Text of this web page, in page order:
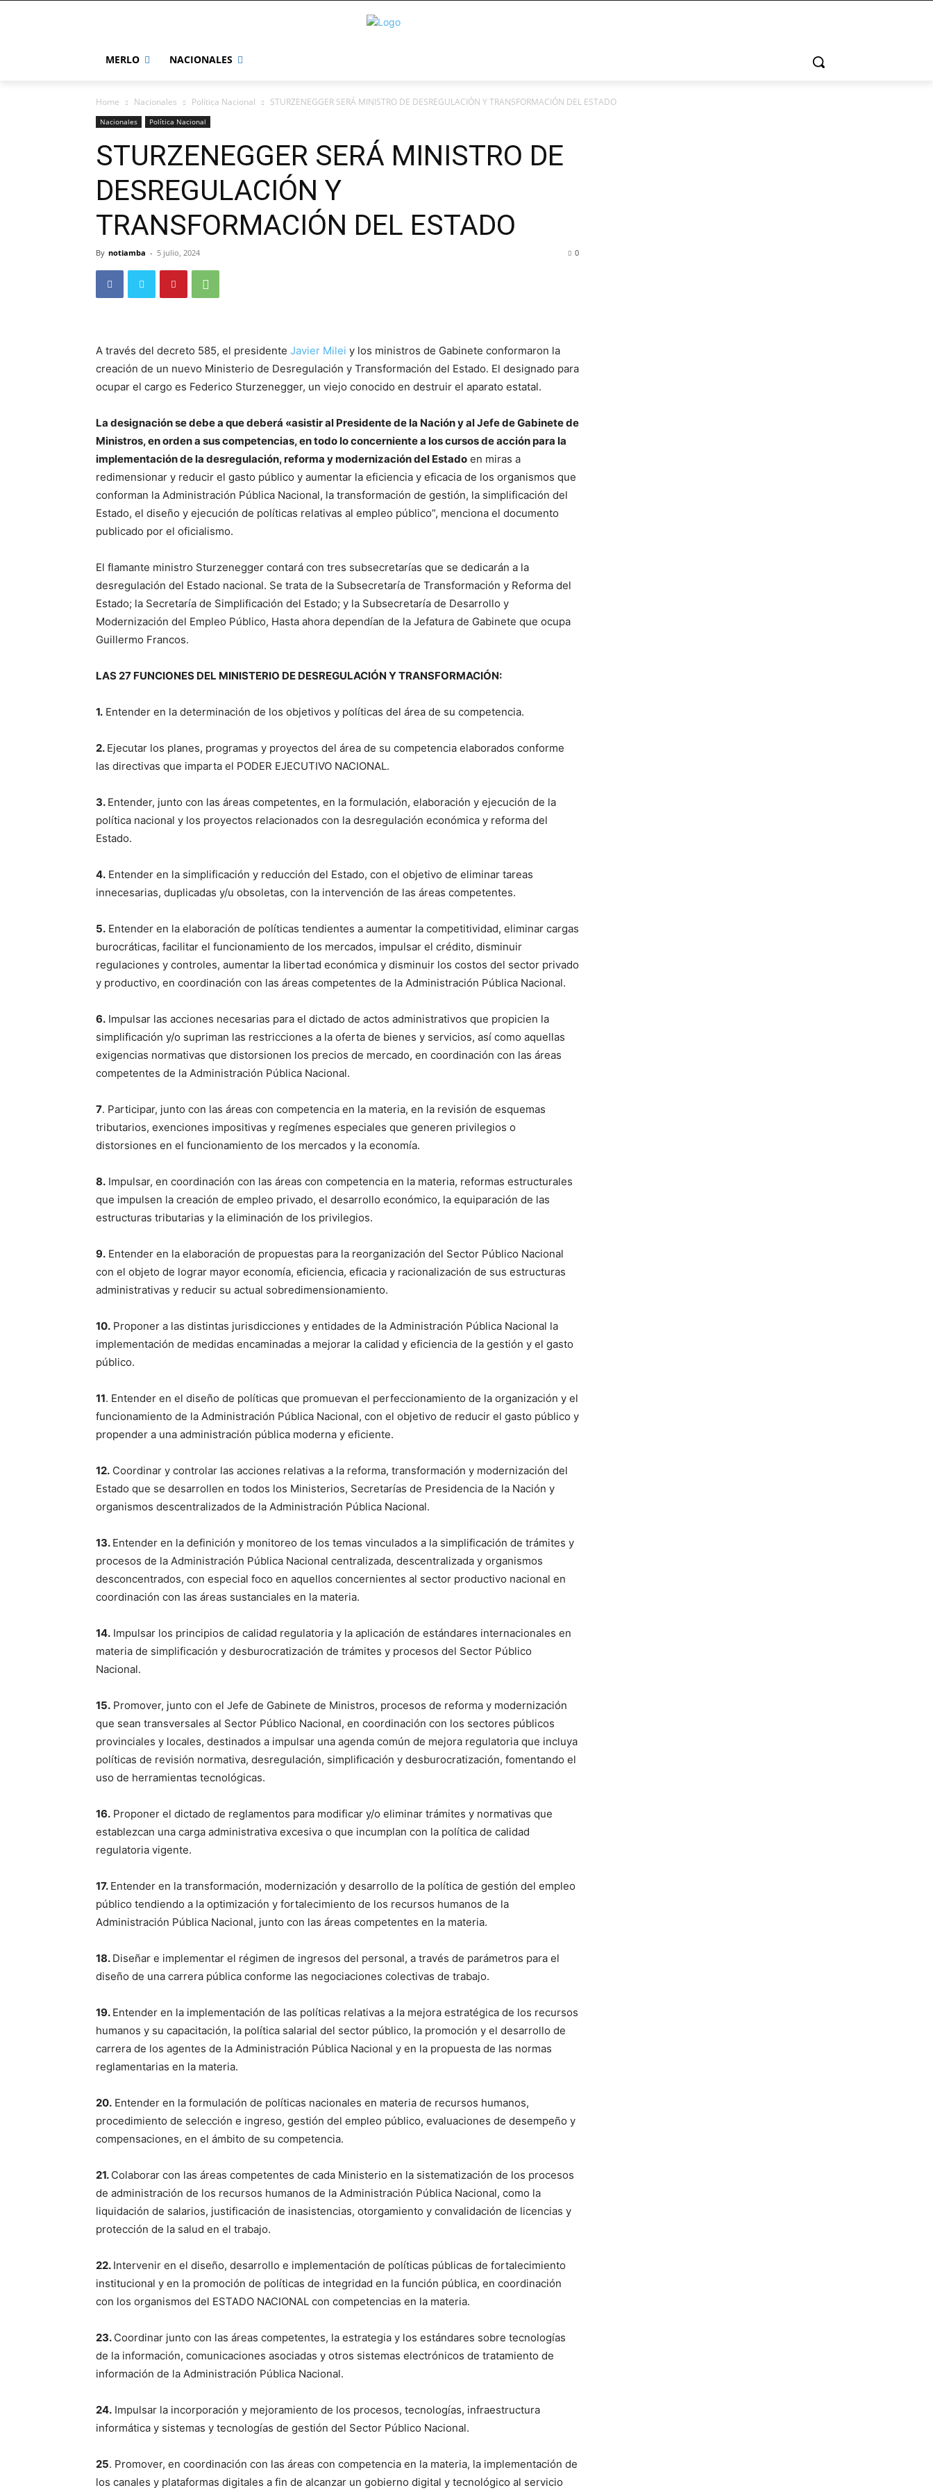
MERLO NACIONALES
Home Nacionales Política Nacional STURZENEGGER SERÁ MINISTRO DE DESREGULACIÓN Y TRANSFORMACIÓN DEL ESTADO
Nacionales Política Nacional
STURZENEGGER SERÁ MINISTRO DE
DESREGULACIÓN Y
TRANSFORMACIÓN DEL ESTADO
By notiamba - 5 julio, 2024 0
A través del decreto 585, el presidente Javier Milei y los ministros de Gabinete conformaron la
creación de un nuevo Ministerio de Desregulación y Transformación del Estado. El designado para
ocupar el cargo es Federico Sturzenegger, un viejo conocido en destruir el aparato estatal.
La designación se debe a que deberá «asistir al Presidente de la Nación y al Jefe de Gabinete de
Ministros, en orden a sus competencias, en todo lo concerniente a los cursos de acción para la
implementación de la desregulación, reforma y modernización del Estado en miras a
redimensionar y reducir el gasto público y aumentar la eficiencia y eficacia de los organismos que
conforman la Administración Pública Nacional, la transformación de gestión, la simplificación del
Estado, el diseño y ejecución de políticas relativas al empleo público”, menciona el documento
publicado por el oficialismo.
El flamante ministro Sturzenegger contará con tres subsecretarías que se dedicarán a la
desregulación del Estado nacional. Se trata de la Subsecretaría de Transformación y Reforma del
Estado; la Secretaría de Simplificación del Estado; y la Subsecretaría de Desarrollo y
Modernización del Empleo Público, Hasta ahora dependían de la Jefatura de Gabinete que ocupa
Guillermo Francos.
LAS 27 FUNCIONES DEL MINISTERIO DE DESREGULACIÓN Y TRANSFORMACIÓN:
1. Entender en la determinación de los objetivos y políticas del área de su competencia.
2. Ejecutar los planes, programas y proyectos del área de su competencia elaborados conforme
las directivas que imparta el PODER EJECUTIVO NACIONAL.
3. Entender, junto con las áreas competentes, en la formulación, elaboración y ejecución de la
política nacional y los proyectos relacionados con la desregulación económica y reforma del
Estado.
4. Entender en la simplificación y reducción del Estado, con el objetivo de eliminar tareas
innecesarias, duplicadas y/u obsoletas, con la intervención de las áreas competentes.
5. Entender en la elaboración de políticas tendientes a aumentar la competitividad, eliminar cargas
burocráticas, facilitar el funcionamiento de los mercados, impulsar el crédito, disminuir
regulaciones y controles, aumentar la libertad económica y disminuir los costos del sector privado
y productivo, en coordinación con las áreas competentes de la Administración Pública Nacional.
6. Impulsar las acciones necesarias para el dictado de actos administrativos que propicien la
simplificación y/o supriman las restricciones a la oferta de bienes y servicios, así como aquellas
exigencias normativas que distorsionen los precios de mercado, en coordinación con las áreas
competentes de la Administración Pública Nacional.
7. Participar, junto con las áreas con competencia en la materia, en la revisión de esquemas
tributarios, exenciones impositivas y regímenes especiales que generen privilegios o
distorsiones en el funcionamiento de los mercados y la economía.
8. Impulsar, en coordinación con las áreas con competencia en la materia, reformas estructurales
que impulsen la creación de empleo privado, el desarrollo económico, la equiparación de las
estructuras tributarias y la eliminación de los privilegios.
9. Entender en la elaboración de propuestas para la reorganización del Sector Público Nacional
con el objeto de lograr mayor economía, eficiencia, eficacia y racionalización de sus estructuras
administrativas y reducir su actual sobredimensionamiento.
10. Proponer a las distintas jurisdicciones y entidades de la Administración Pública Nacional la
implementación de medidas encaminadas a mejorar la calidad y eficiencia de la gestión y el gasto
público.
11. Entender en el diseño de políticas que promuevan el perfeccionamiento de la organización y el
funcionamiento de la Administración Pública Nacional, con el objetivo de reducir el gasto público y
propender a una administración pública moderna y eficiente.
12. Coordinar y controlar las acciones relativas a la reforma, transformación y modernización del
Estado que se desarrollen en todos los Ministerios, Secretarías de Presidencia de la Nación y
organismos descentralizados de la Administración Pública Nacional.
13. Entender en la definición y monitoreo de los temas vinculados a la simplificación de trámites y
procesos de la Administración Pública Nacional centralizada, descentralizada y organismos
desconcentrados, con especial foco en aquellos concernientes al sector productivo nacional en
coordinación con las áreas sustanciales en la materia.
14. Impulsar los principios de calidad regulatoria y la aplicación de estándares internacionales en
materia de simplificación y desburocratización de trámites y procesos del Sector Público
Nacional.
15. Promover, junto con el Jefe de Gabinete de Ministros, procesos de reforma y modernización
que sean transversales al Sector Público Nacional, en coordinación con los sectores públicos
provinciales y locales, destinados a impulsar una agenda común de mejora regulatoria que incluya
políticas de revisión normativa, desregulación, simplificación y desburocratización, fomentando el
uso de herramientas tecnológicas.
16. Proponer el dictado de reglamentos para modificar y/o eliminar trámites y normativas que
establezcan una carga administrativa excesiva o que incumplan con la política de calidad
regulatoria vigente.
17. Entender en la transformación, modernización y desarrollo de la política de gestión del empleo
público tendiendo a la optimización y fortalecimiento de los recursos humanos de la
Administración Pública Nacional, junto con las áreas competentes en la materia.
18. Diseñar e implementar el régimen de ingresos del personal, a través de parámetros para el
diseño de una carrera pública conforme las negociaciones colectivas de trabajo.
19. Entender en la implementación de las políticas relativas a la mejora estratégica de los recursos
humanos y su capacitación, la política salarial del sector público, la promoción y el desarrollo de
carrera de los agentes de la Administración Pública Nacional y en la propuesta de las normas
reglamentarias en la materia.
20. Entender en la formulación de políticas nacionales en materia de recursos humanos,
procedimiento de selección e ingreso, gestión del empleo público, evaluaciones de desempeño y
compensaciones, en el ámbito de su competencia.
21. Colaborar con las áreas competentes de cada Ministerio en la sistematización de los procesos
de administración de los recursos humanos de la Administración Pública Nacional, como la
liquidación de salarios, justificación de inasistencias, otorgamiento y convalidación de licencias y
protección de la salud en el trabajo.
22. Intervenir en el diseño, desarrollo e implementación de políticas públicas de fortalecimiento
institucional y en la promoción de políticas de integridad en la función pública, en coordinación
con los organismos del ESTADO NACIONAL con competencias en la materia.
23. Coordinar junto con las áreas competentes, la estrategia y los estándares sobre tecnologías
de la información, comunicaciones asociadas y otros sistemas electrónicos de tratamiento de
información de la Administración Pública Nacional.
24. Impulsar la incorporación y mejoramiento de los procesos, tecnologías, infraestructura
informática y sistemas y tecnologías de gestión del Sector Público Nacional.
25. Promover, en coordinación con las áreas con competencia en la materia, la implementación de
los canales y plataformas digitales a fin de alcanzar un gobierno digital y tecnológico al servicio